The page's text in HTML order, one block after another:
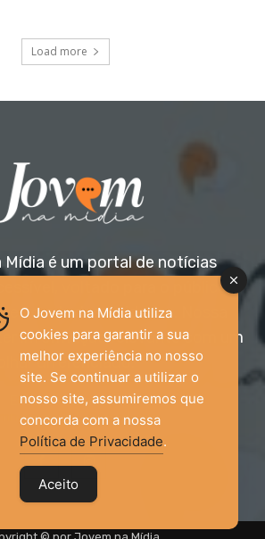
Load more
Mídia é um portal de notícias
voltado para o público
a todas as idades. Nossa
informação relevante com um
olhar diferenciado.
Entre em contato:
O Jovem na Mídia utiliza
cookies para garantir a sua
melhor experiência no nosso
site. Se continuar a utilizar o
nosso site, assumiremos que
concorda com a nossa
Política de Privacidade.
Aceito